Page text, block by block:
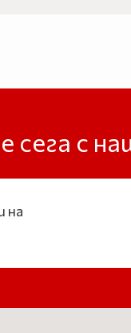
сега с
на